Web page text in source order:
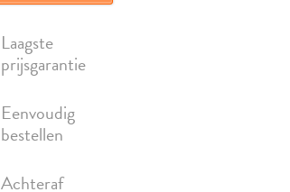
Laagste
prijsgarantie
Eenvoudig
bestellen
Achteraf